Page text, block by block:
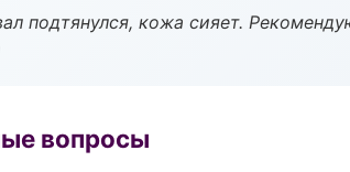
подтянулся, кожа сияет.
вопросы